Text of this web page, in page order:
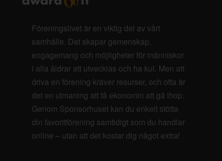
Föreningslivet är en viktig del av vårt
samhälle. Det skapar gemenskap,
engagemang och möjligheter för människor
i alla åldrar att utvecklas och ha kul. Men att
driva en förening kräver resurser, och ofta är
det en utmaning att få ekonomin att gå ihop.
Genom Sponsorhuset kan du enkelt stötta
din favoritförening samtidigt som du handlar
online – utan att det kostar dig något extra!